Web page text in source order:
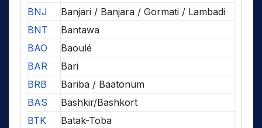
BNJ
Banjari / Banjara / Gormati / Lambadi
BNT
Bantawa
BAO
Baoulé
BAR
Bari
BRB
Bariba / Baatonum
BAS
Bashkir/Bashkort
BTK
Batak-Toba